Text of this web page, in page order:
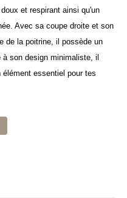
et respirant ainsi qu'un
Avec sa coupe droite et son
de la poitrine, il possède un
son design minimaliste, il
essentiel pour tes